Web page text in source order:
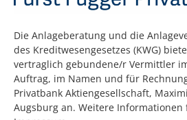
Die Anlageberatung und die
des Kreditwesengesetzes (KWG)
vertraglich gebundene/r Vermittler
Auftrag, im Namen und für
Privatbank Aktiengesellschaft,
Augsburg an. Weitere Informationen